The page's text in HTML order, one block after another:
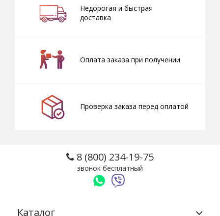
Недорогая и быстрая
доставка
Оплата заказа при получении
Проверка заказа перед оплатой
8 (800) 234-19-75
звонок бесплатный
Каталог